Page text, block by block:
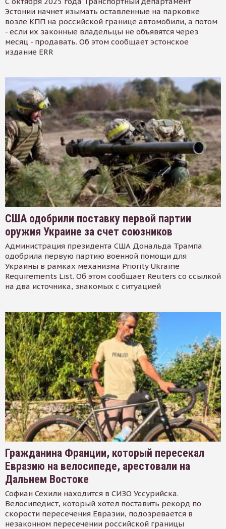
Эстонии начнет изымать оставленные на парковке
возле КПП на российской границе автомобили, а потом
- если их законные владельцы не объявятся через
месяц - продавать. Об этом сообщает эстонское
издание ERR
США одобрили поставку первой партии
оружия Украине за счет союзников
Администрация президента США Дональда Трампа
одобрила первую партию военной помощи для
Украины в рамках механизма Priority Ukraine
Requirements List. Об этом сообщает Reuters со ссылкой
на два источника, знакомых с ситуацией
Гражданина Франции, который пересекал
Евразию на велосипеде, арестовали на
Дальнем Востоке
Софиан Сехили находится в СИЗО Уссурийска.
Велосипедист, который хотел поставить рекорд по
скорости пересечения Евразии, подозревается в
незаконном пересечении российской границы